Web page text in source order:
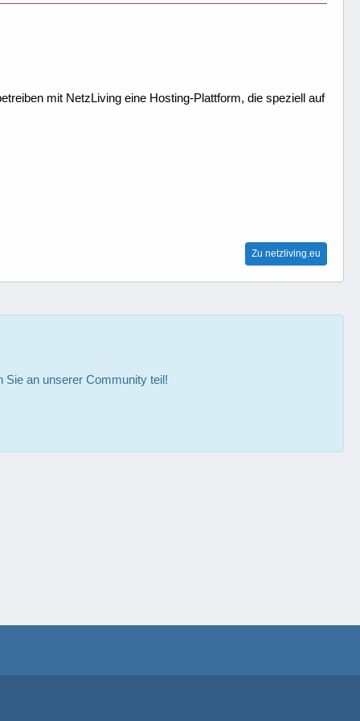
mit NetzLiving eine Hosting-Plattform, die speziell auf
Zu netzliving.eu
Sie an unserer Community teil!